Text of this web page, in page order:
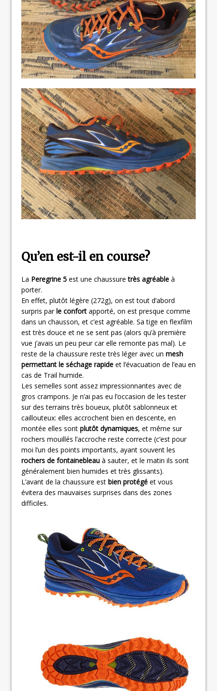
Qu’en est-il en course?
La Peregrine 5 est une chaussuretrès agréable à
porter.
En effet, plutôt légère (272g), on est tout d’abord
surpris par le confort apporté, on est presque comme
dans un chausson, et c’est agréable. Sa tige en flexfilm
est très douce et ne se sent pas (alors qu’à première
vue j’avais un peu peur car elle remonte pas mal). Le
reste de la chaussure reste très léger avec un mesh
permettant le séchage rapide et l’évacuation de l’eau en
cas de Trail humide.
Les semelles sont assez impressionnantes avec de
gros crampons. Je n’ai pas eu l’occasion de les tester
sur des terrains très boueux, plutôt sablonneux et
caillouteux: elles accrochent bien en descente, en
montée elles sont plutôt dynamiques, et même sur
rochers mouillés l’accroche reste correcte (c’est pour
moi l’un des points importants, ayant souvent les
rochers de fontainebleau à sauter, et le matin ils sont
généralement bien humides et très glissants).
L’avant de la chaussure est bien protégé et vous
évitera des mauvaises surprises dans des zones
difficiles.